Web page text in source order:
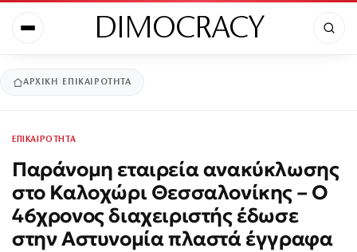
DIMOCRACY
ΑΡΧΙΚΉ ΕΠΙΚΑΙΡΟΤΗΤΑ
ΕΠΙΚΑΙΡΟΤΗΤΑ
Παράνομη εταιρεία ανακύκλωσης
στο Καλοχώρι Θεσσαλονίκης – Ο
46χρονος διαχειριστής έδωσε
στην Αστυνομία πλαστά έγγραφα